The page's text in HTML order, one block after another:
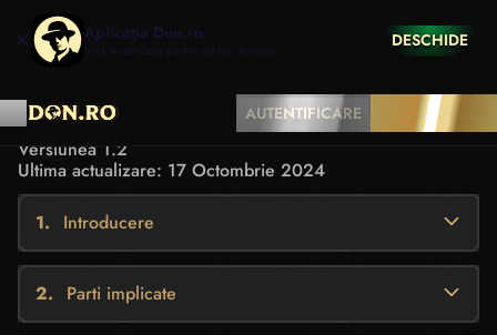
Aplicația Don.ro
Intră în aplicație pentru cel mai bun joc DESCHIDE
AUTENTIFICARE ÎNREGISTRARE
TERMENI ȘI CONDIȚII
Versiunea 1.2
Ultima actualizare: 17 Octombrie 2024
Introducere
Parti implicate